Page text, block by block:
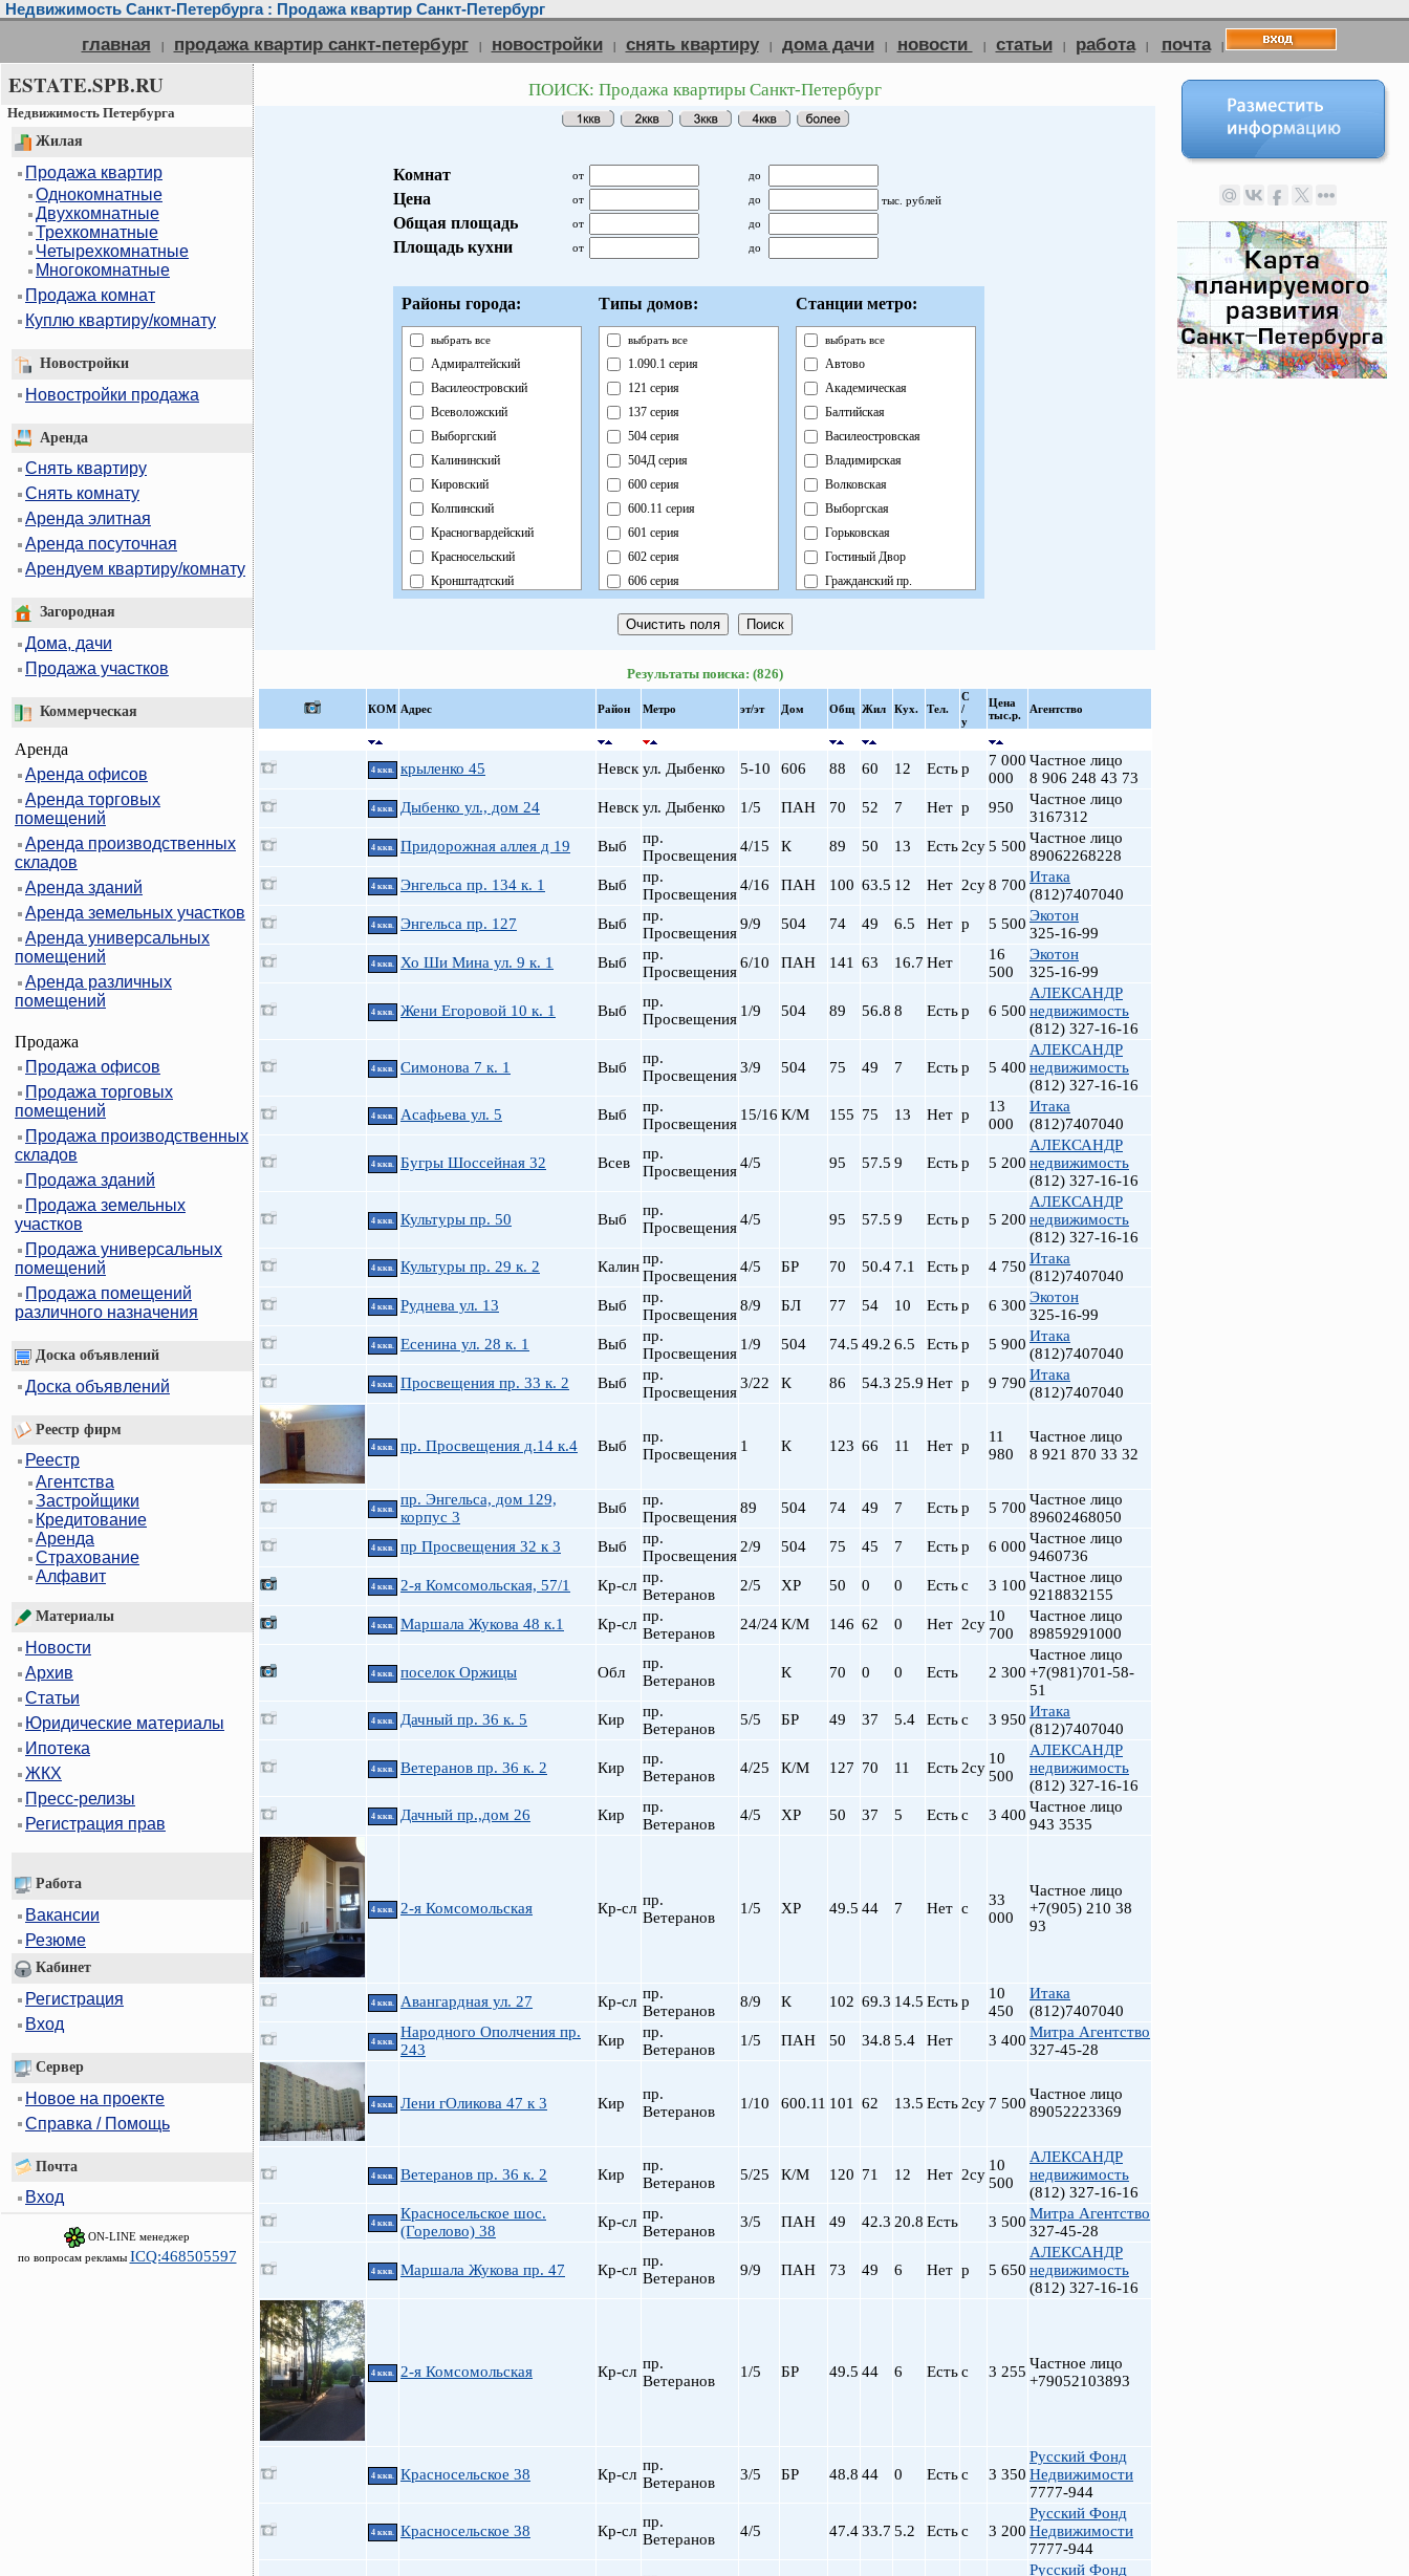
Недвижимость Санкт-Петербурга : Продажа квартир Санкт-Петербург
главная | продажа квартир санкт-петербург | новостройки | снять квартиру | дома дачи | новости | статьи | работа | почта |
ESTATE.SPB.RU
Недвижимость Петербурга
Жилая
Продажа квартир
Однокомнатные
Двухкомнатные
Трехкомнатные
Четырехкомнатные
Многокомнатные
Продажа комнат
Куплю квартиру/комнату
Новостройки
Новостройки продажа
Аренда
Снять квартиру
Снять комнату
Аренда элитная
Аренда посуточная
Арендуем квартиру/комнату
Загородная
Дома, дачи
Продажа участков
Коммерческая
Аренда
Аренда офисов
Аренда торговых
помещений
Аренда производственных
складов
Аренда зданий
Аренда земельных участков
Аренда универсальных
помещений
Аренда различных
помещений
Продажа
Продажа офисов
Продажа торговых
помещений
Продажа производственных
складов
Продажа зданий
Продажа земельных
участков
Продажа универсальных
помещений
Продажа помещений
различного назначения
Доска объявлений
Доска объявлений
Реестр фирм
Реестр
Агентства
Застройщики
Кредитование
Аренда
Страхование
Алфавит
Материалы
Новости
Архив
Статьи
Юридические материалы
Ипотека
ЖКХ
Пресс-релизы
Регистрация прав
Работа
Вакансии
Резюме
Кабинет
Регистрация
Вход
Сервер
Новое на проекте
Справка / Помощь
Почта
Вход
ON-LINE менеджер
по вопросам рекламы ICQ:468505597
ПОИСК: Продажа квартиры Санкт-Петербург
Комнат от до
Цена от до тыс. рублей
Общая площадь от до
Площадь кухни от до
Районы города:
выбрать все
Адмиралтейский
Василеостровский
Всеволожский
Выборгский
Калининский
Кировский
Колпинский
Красногвардейский
Красносельский
Кронштадтский
Петроградский
Приморский
Центральный
Типы домов:
выбрать все
1.090.1 серия
121 серия
137 серия
504 серия
504Д серия
600 серия
600.11 серия
601 серия
602 серия
606 серия
Брежневка
Индивидуальный
Кирпично-Монолитный
Кирпичный
Коттедж
Новый Блочный
Реконструкция
Ст.Фонд Кап.Рем.
Сталинский
Старый фонд (СФ)
Станции метро:
выбрать все
Автово
Академическая
Балтийская
Василеостровская
Владимирская
Волковская
Выборгская
Горьковская
Гостиный Двор
Гражданский пр.
Звенигородская
Кировский завод
Крестовский о-в
Ленинский пр.
Лиговский пр.
Ломоносовская
Московская
Нарвская
Новочеркасская
Обухово
Парк Победы
пл. Ленина
Политехническая
пр. Большевиков
Приморская
Садовая
Спортивная
Старая Деревня
Удельная
Фрунзенская
Чернышевская
Электросила
Результаты поиска: (826)
КOМ Адрес Район Метро эт/эт Дом Общ Жил Кух. Тел.
С
/
у
Цена
тыс.р.
Агентство
4 ккв. крыленко 45 Невск ул. Дыбенко 5-10 606 88 60 12 Естьр
7 000
000
Частное лицо
8 906 248 43 73
4 ккв. Дыбенко ул., дом 24 Невск ул. Дыбенко 1/5 ПАН 70 52 7 Нет р 950
Частное лицо
3167312
4 ккв. Придорожная аллея д 19 Выб
пр.
Просвещения
4/15 К 89 50 13 Есть 2су5 500 Частное лицо
89062268228
4 ккв. Энгельса пр. 134 к. 1 Выб
пр.
Просвещения
4/16 ПАН 100 63.5 12 Нет 2су8 700 Итака
(812)7407040
4 ккв. Энгельса пр. 127 Выб
пр.
Просвещения
9/9 504 74 49 6.5 Нет р 5 500 Экотон
325-16-99
4 ккв. Хо Ши Мина ул. 9 к. 1 Выб
пр.
Просвещения
6/10 ПАН 141 63 16.7 Нет
16
500
Экотон
325-16-99
4 ккв. Жени Егоровой 10 к. 1 Выб
пр.
Просвещения 1/9 504 89 56.8 8 Естьр 6 500
АЛЕКСАНДР
недвижимость
(812) 327-16-16
4 ккв. Симонова 7 к. 1 Выб
пр.
Просвещения3/9 504 75 49 7 Естьр 5 400
АЛЕКСАНДР
недвижимость
(812) 327-16-16
4 ккв. Асафьева ул. 5 Выб
пр.
Просвещения
15/16 К/М 155 75 13 Нет р
13
000
Итака
(812)7407040
4 ккв. Бугры Шоссейная 32 Всев
пр.
Просвещения4/5 95 57.5 9 Естьр 5 200
АЛЕКСАНДР
недвижимость
(812) 327-16-16
4 ккв. Культуры пр. 50 Выб
пр.
Просвещения4/5 95 57.5 9 Естьр 5 200
АЛЕКСАНДР
недвижимость
(812) 327-16-16
4 ккв. Культуры пр. 29 к. 2 Калинпр.
Просвещения
4/5 БР 70 50.4 7.1 Естьр 4 750 Итака
(812)7407040
4 ккв. Руднева ул. 13 Выб
пр.
Просвещения
8/9 БЛ 77 54 10 Естьр 6 300 Экотон
325-16-99
4 ккв. Есенина ул. 28 к. 1 Выб
пр.
Просвещения
1/9 504 74.5 49.2 6.5 Естьр 5 900 Итака
(812)7407040
4 ккв. Просвещения пр. 33 к. 2 Выб
пр.
Просвещения
3/22 К 86 54.3 25.9 Нет р 9 790 Итака
(812)7407040
4 ккв. пр. Просвещения д.14 к.4 Выб
пр.
Просвещения 1 К 123 66 11 Нет р
11
980
Частное лицо
8 921 870 33 32
4 ккв.
пр. Энгельса, дом 129,
корпус 3
Выб
пр.
Просвещения
89 504 74 49 7 Естьр 5 700 Частное лицо
89602468050
4 ккв. пр Просвещения 32 к 3 Выб
пр.
Просвещения
2/9 504 75 45 7 Естьр 6 000 Частное лицо
9460736
4 ккв. 2-я Комсомольская, 57/1 Кр-сл пр.
Ветеранов
2/5 ХР 50 0 0 Естьс 3 100 Частное лицо
9218832155
4 ккв. Маршала Жукова 48 к.1 Кр-сл пр.
Ветеранов
24/24К/М 146 62 0 Нет 2су 10
700
Частное лицо
89859291000
4 ккв. поселок Оржицы Обл
пр.
Ветеранов
К 70 0 0 Есть 2 300
Частное лицо
+7(981)701-58-
51
4 ккв. Дачный пр. 36 к. 5 Кир
пр.
Ветеранов
5/5 БР 49 37 5.4 Естьс 3 950 Итака
(812)7407040
4 ккв. Ветеранов пр. 36 к. 2 Кир
пр.
Ветеранов
4/25 К/М 127 70 11 Есть 2су
10
500
АЛЕКСАНДР
недвижимость
(812) 327-16-16
4 ккв. Дачный пр.,дом 26 Кир
пр.
Ветеранов
4/5 ХР 50 37 5 Естьс 3 400 Частное лицо
943 3535
4 ккв. 2-я Комсомольская Кр-сл пр.
Ветеранов
1/5 ХР 49.5 44 7 Нет с
33
000
Частное лицо
+7(905) 210 38
93
4 ккв. Авангардная ул. 27 Кр-сл пр.
Ветеранов
8/9 К 102 69.3 14.5 Естьр
10
450
Итака
(812)7407040
4 ккв.
Народного Ополчения пр.
243
Кир
пр.
Ветеранов
1/5 ПАН 50 34.8 5.4 Нет 3 400 Митра Агентство
327-45-28
4 ккв. Лени гОликова 47 к 3 Кир
пр.
Ветеранов
1/10 600.11 101 62 13.5 Есть 2су 7 500
Частное лицо
89052223369
4 ккв. Ветеранов пр. 36 к. 2 Кир
пр.
Ветеранов
5/25 К/М 120 71 12 Нет 2су
10
500
АЛЕКСАНДР
недвижимость
(812) 327-16-16
4 ккв.
Красносельское шос.
(Горелово) 38
Кр-сл пр.
Ветеранов
3/5 ПАН 49 42.3 20.8 Есть 3 500 Митра Агентство
327-45-28
4 ккв. Маршала Жукова пр. 47 Кр-сл
пр.
Ветеранов
9/9 ПАН 73 49 6 Нет р 5 650
АЛЕКСАНДР
недвижимость
(812) 327-16-16
4 ккв. 2-я Комсомольская Кр-сл пр.
Ветеранов
1/5 БР 49.5 44 6 Естьс 3 255 Частное лицо
+79052103893
4 ккв. Красносельское 38 Кр-сл
пр.
Ветеранов
3/5 БР 48.8 44 0 Естьс 3 350
Русский Фонд
Недвижимости
7777-944
4 ккв. Красносельское 38 Кр-сл
пр.
Ветеранов
4/5 47.433.7 5.2 Естьс 3 200
Русский Фонд
Недвижимости
7777-944
Русский Фонд